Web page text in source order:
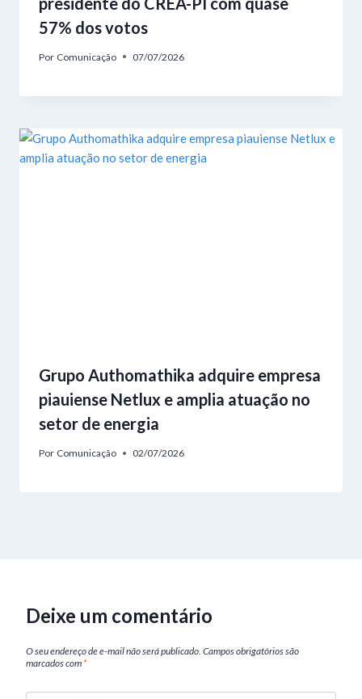
57% dos votos
Por Comunicação 07/07/2026
Grupo Authomathika adquire empresa
piauiense Netlux e amplia atuação no
setor de energia
Por Comunicação 02/07/2026
Deixe um comentário
O seu endereço de e-mail não será publicado. Campos obrigatórios são
marcados com *